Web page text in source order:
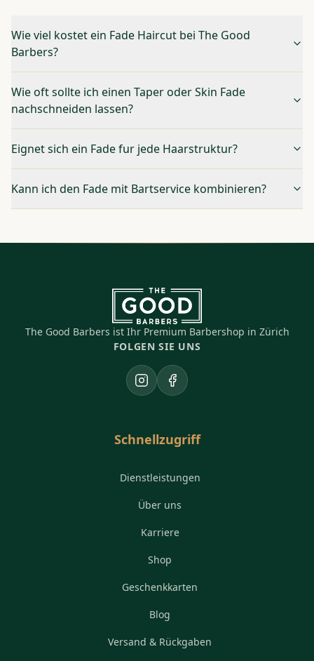
Wie viel kostet ein Fade Haircut bei The Good
Barbers?
Wie oft sollte ich einen Taper oder Skin Fade
nachschneiden lassen?
Eignet sich ein Fade fur jede Haarstruktur?
Kann ich den Fade mit Bartservice kombinieren?
The Good Barbers ist Ihr Premium Barbershop in Zürich
FOLGEN SIE UNS
InstagramFacebook
Schnellzugriff
Dienstleistungen
Über uns
Karriere
Shop
Geschenkkarten
Blog
Versand & Rückgaben